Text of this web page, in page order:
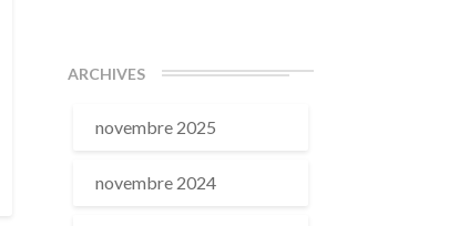
ARCHIVES
novembre 2025
novembre 2024